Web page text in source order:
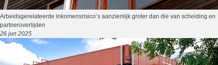
Arbeidsgerelateerde inkomensrisico’s aanzienlijk groter dan die van scheiding en
partneroverlijden
26 jun 2025